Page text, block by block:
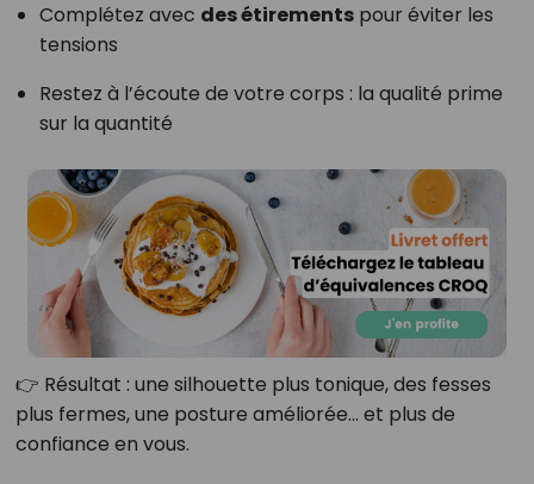
Complétez avec des étirementspour éviter les
tensions
Restez à l’écoute de votre corps : la qualité prime
sur la quantité
👉 Résultat : une silhouette plus tonique, des fesses
plus fermes, une posture améliorée… et plus de
confiance en vous.